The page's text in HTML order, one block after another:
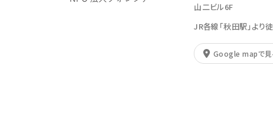
山二ビル6F
JR各線「秋田駅」より
Google mapで見